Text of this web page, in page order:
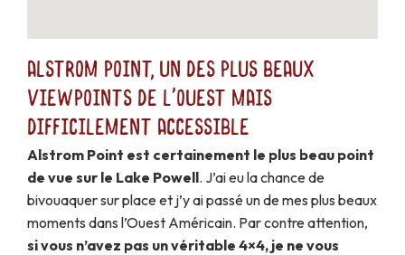
Alstrom Point, un des plus beaux
viewpoints de l'Ouest mais
difficilement accessible
Alstrom Point est certainement le plus beau point
de vue sur le Lake Powell. J’ai eu la chance de
bivouaquer sur place et j’y ai passé un de mes plus beaux
moments dans l’Ouest Américain. Par contre attention,
si vous n’avez pas un véritable 4×4, je ne vous